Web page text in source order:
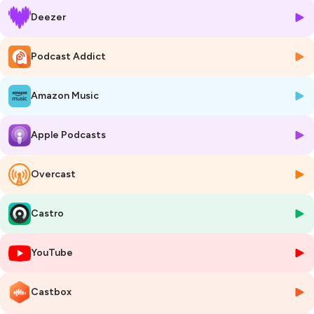
classique, et partage sa conviction : acheter les marques de Sodiaal,
c’est bien plus qu’un acte d’achat, c’est un acte militant.
marques emblématiques comme Candia, Yoplait ou Entremont,
Antoine Collette rappelle les défis majeurs qui attendent la filière :
assurer la transmission des exploitations, relever le défi climatique et
maintenir une production laitière française pérenne et rémunératrice.
Il évoque également la responsabilité collective – producteurs,
consommateurs, distributeurs – dans le financement de cette
transition, et le rôle clé que peut jouer chaque geste d’achat pour
soutenir une agriculture durable et équitable.
En fil rouge de cette conversation : un appel à défendre le lait français,
à faire connaître le modèle coopératif et à porter ensemble, un
système plus humain, plus résilient et plus vertueux.
0:00:00– Introduction et présentation de l'invité
0:01:70
0:02:132– Différences entre les groupes multinationaux et le modèle
coopératif
Deezer
Podcast Addict
Amazon Music
Apple Podcasts
Overcast
Castro
YouTube
Castbox